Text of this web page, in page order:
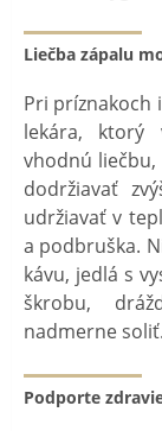
Liečba zápalu
Pri príznakoch
lekára, ktorý
vhodnú liečbu,
dodržiavať
udržiavať v
a podbruška.
kávu, jedlá s
škrobu,
nadmerne soliť.
Podporte